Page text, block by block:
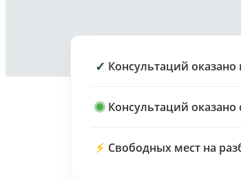
✓ Консультаций
Консультаций оказано
⚡ Свободных мест на